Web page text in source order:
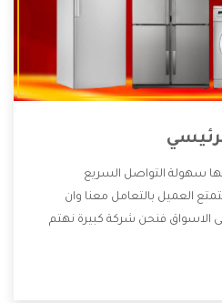
سهولة التواصل السريع
العميل بالتعامل معنا وان
الاسواق فنحن شركة كبيرة نهتم
الصيانة التى تكون من أهم